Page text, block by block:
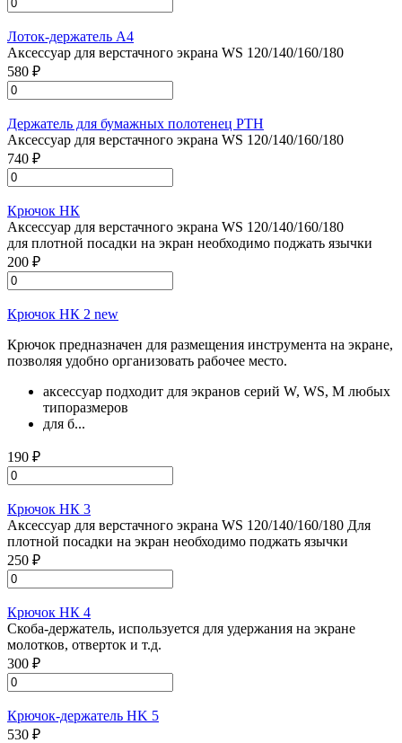
Лоток-держатель А4
Аксессуар для верстачного экрана WS 120/140/160/180
580 ₽
Держатель для бумажных полотенец PTH
Аксессуар для верстачного экрана WS 120/140/160/180
740 ₽
Крючок НК
Аксессуар для верстачного экрана WS 120/140/160/180
для плотной посадки на экран необходимо поджать язычки
200 ₽
Крючок НК 2 new
Крючок предназначен для размещения инструмента на экране,
позволяя удобно организовать рабочее место.
аксессуар подходит для экранов серий W, WS, M любых
типоразмеров
для б...
190 ₽
Крючок НК 3
Аксессуар для верстачного экрана WS 120/140/160/180 Для
плотной посадки на экран необходимо поджать язычки
250 ₽
Крючок НК 4
Скоба-держатель, используется для удержания на экране
молотков, отверток и т.д.
300 ₽
Крючок-держатель HK 5
530 ₽